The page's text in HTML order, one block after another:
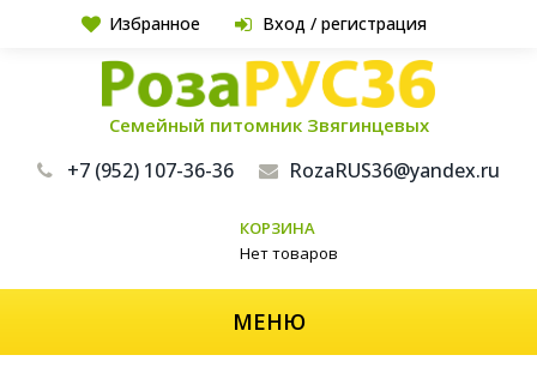
Избранное Вход / регистрация
Семейный питомник Звягинцевых
+7 (952) 107-36-36 RozaRUS36@yandex.ru
КОРЗИНА
Нет товаров
МЕНЮ